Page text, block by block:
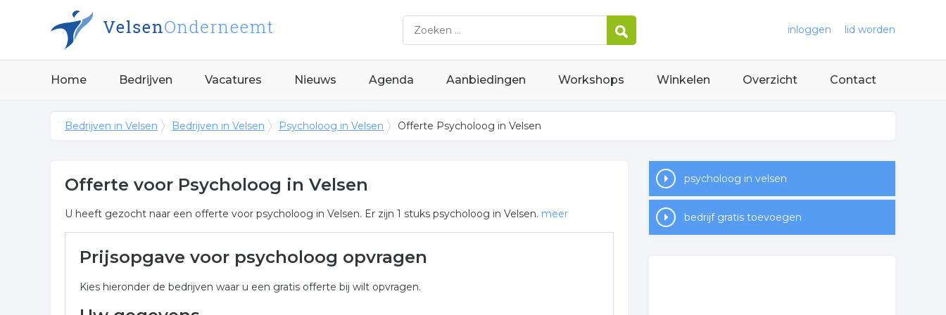
inloggen lid worden
Home Bedrijven Vacatures Nieuws Agenda Aanbiedingen Workshops Winkelen Overzicht Contact
Bedrijven in Velsen Bedrijven in Velsen Psycholoog in Velsen Offerte Psycholoog in Velsen
Offerte voor Psycholoog in Velsen
U heeft gezocht naar een offerte voor psycholoog in Velsen. Er zijn 1 stuks psycholoog in Velsen. meer
een vrijblijvende aanvraag.
Prijsopgave voor psycholoog opvragen
Kies hieronder de bedrijven waar u een gratis offerte bij wilt opvragen.
psycholoog in velsen
bedrijf gratis toevoegen